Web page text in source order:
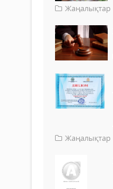
Жаңалықтар
Жаңалықтар